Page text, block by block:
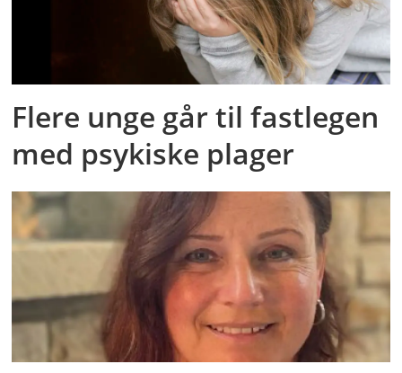
Flere unge går til fastlegen
med psykiske plager